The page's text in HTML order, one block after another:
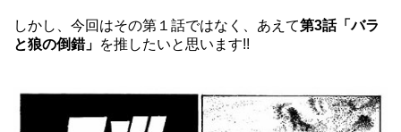
しかし、今回はその第１話ではなく、あえて第3話「バラ
と狼の倒錯」 を推したいと思います!!